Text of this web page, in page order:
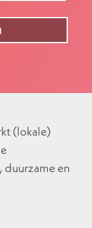
(lokale)
duurzame en